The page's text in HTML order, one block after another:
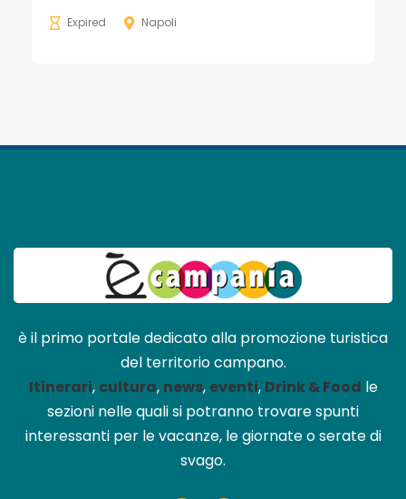
Expired Napoli
è il primo portale dedicato alla promozione turistica
del territorio campano.
Itinerari, cultura, news, eventi, Drink & Food le
sezioni nelle quali si potranno trovare spunti
interessanti per le vacanze, le giornate o serate di
svago.